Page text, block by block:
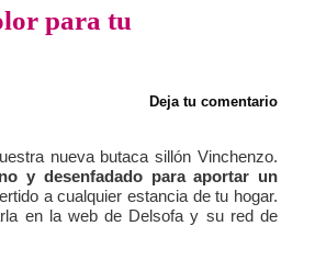
para tu
Deja tu comentario
nueva butaca sillón Vinchenzo.
y desenfadado para aportar un
a cualquier estancia de tu hogar.
en la web de Delsofa y su red de